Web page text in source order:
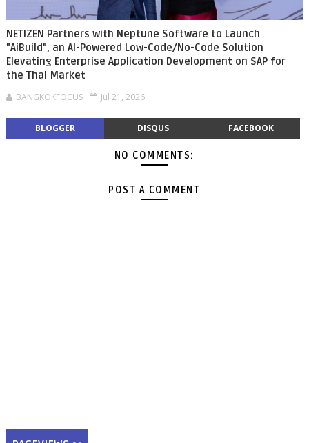
NETIZEN Partners with Neptune Software to Launch
"AiBuild", an AI-Powered Low-Code/No-Code Solution
Elevating Enterprise Application Development on SAP for
the Thai Market
BANGKOKFOCUS Jul 21, 2026
BLOGGER DISQUS FACEBOOK
NO COMMENTS:
POST A COMMENT